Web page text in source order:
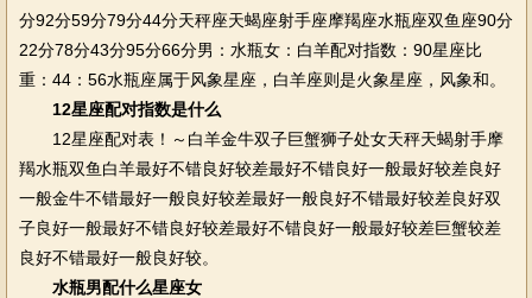
分92分59分79分44分天秤座天蝎座射手座摩羯座水瓶座双鱼座90分
22分78分43分95分66分男：水瓶女：白羊配对指数：90星座比
重：44：56水瓶座属于风象星座，白羊座则是火象星座，风象和。
12星座配对指数是什么
12星座配对表！～白羊金牛双子巨蟹狮子处女天秤天蝎射手摩
羯水瓶双鱼白羊最好不错良好较差最好不错良好一般最好较差良好
一般金牛不错最好一般良好较差最好一般良好不错最好较差良好双
子良好一般最好不错良好较差最好不错良好一般最好较差巨蟹较差
良好不错最好一般良好较。
水瓶男配什么星座女